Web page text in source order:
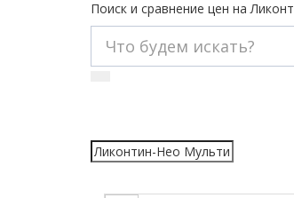
Поиск и сравнение цен на